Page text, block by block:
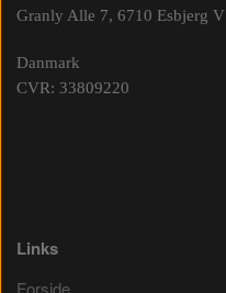
Granly Alle 7, 6710 Esbjerg V
Danmark
CVR: 33809220
Links
Forside